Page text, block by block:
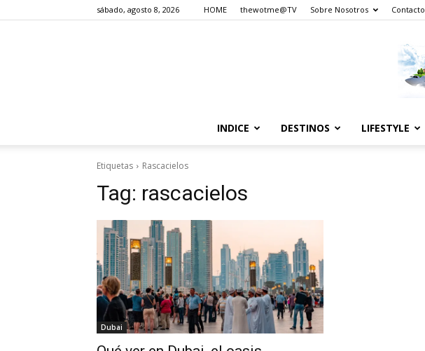
sábado, agosto 8, 2026 HOME thewotme@TV Sobre Nosotros Contacto
INDICE DESTINOS LIFESTYLE
Etiquetas Rascacielos
Tag: rascacielos
Dubai